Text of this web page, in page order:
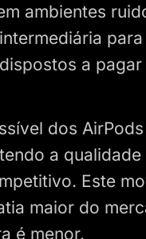
ambientes
a
dos
a
Este
maior do
é menor.